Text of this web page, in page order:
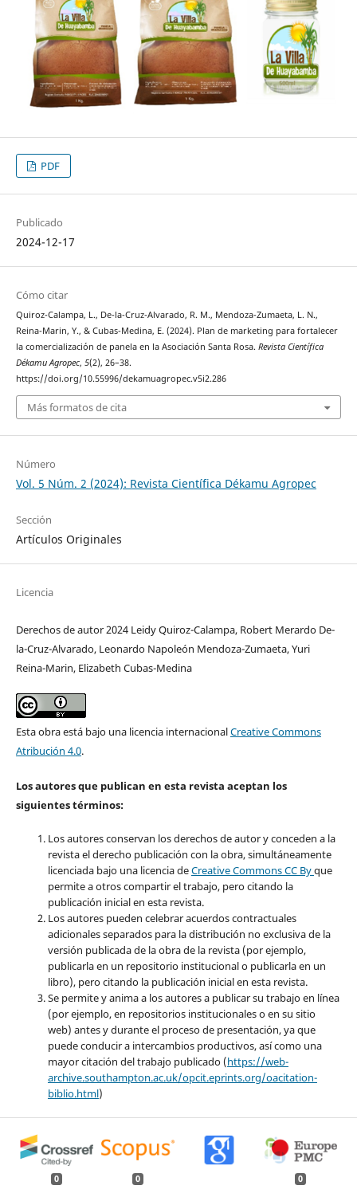
PDF
Publicado
2024-12-17
Cómo citar
Quiroz-Calampa, L., De-la-Cruz-Alvarado, R. M., Mendoza-Zumaeta, L. N.,
Reina-Marin, Y., & Cubas-Medina, E. (2024). Plan de marketing para fortalecer
la comercialización de panela en la Asociación Santa Rosa. Revista Científica
Dékamu Agropec, 5(2), 26–38.
https://doi.org/10.55996/dekamuagropec.v5i2.286
Más formatos de cita
Número
Vol. 5 Núm. 2 (2024): Revista Científica Dékamu Agropec
Sección
Artículos Originales
Licencia
Derechos de autor 2024 Leidy Quiroz-Calampa, Robert Merardo De-
la-Cruz-Alvarado, Leonardo Napoleón Mendoza-Zumaeta, Yuri
Reina-Marin, Elizabeth Cubas-Medina
Esta obra está bajo una licencia internacionalCreative Commons
Atribución 4.0.
Los autores que publican en esta revista aceptan los
siguientes términos:
Los autores conservan los derechos de autor y conceden a la
revista el derecho publicación con la obra, simultáneamente
licenciada bajo una licencia deCreative Commons CC Byque
permite a otros compartir el trabajo, pero citando la
publicación inicial en esta revista.
Los autores pueden celebrar acuerdos contractuales
adicionales separados para la distribución no exclusiva de la
versión publicada de la obra de la revista (por ejemplo,
publicarla en un repositorio institucional o publicarla en un
libro), pero citando la publicación inicial en esta revista.
Se permite y anima a los autores a publicar su trabajo en línea
(por ejemplo, en repositorios institucionales o en su sitio
web) antes y durante el proceso de presentación, ya que
puede conducir a intercambios productivos, así como una
mayor citación del trabajo publicado (https://web-
archive.southampton.ac.uk/opcit.eprints.org/oacitation-
biblio.html)
0 0 0